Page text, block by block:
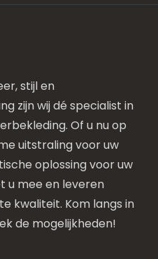
stijl en
zijn wij dé specialist in
Of u nu op
uitstraling voor uw
oplossing voor uw
u mee en leveren
kwaliteit. Kom langs in
de mogelijkheden!